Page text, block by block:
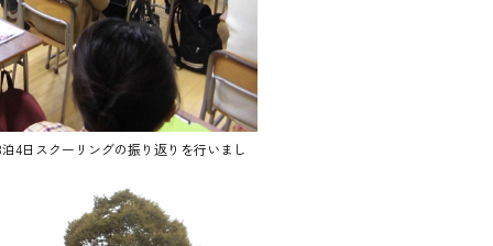
4日スクーリングの振り返りを行いまし